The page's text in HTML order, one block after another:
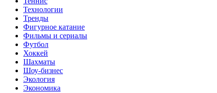
Технологии
Тренды
Фигурное катание
Фильмы и сериалы
Футбол
Хоккей
Шахматы
Шоу-бизнес
Экология
Экономика